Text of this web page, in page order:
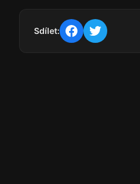
Sdílet: